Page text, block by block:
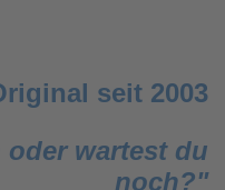
seit 2003
wartest du
noch?"